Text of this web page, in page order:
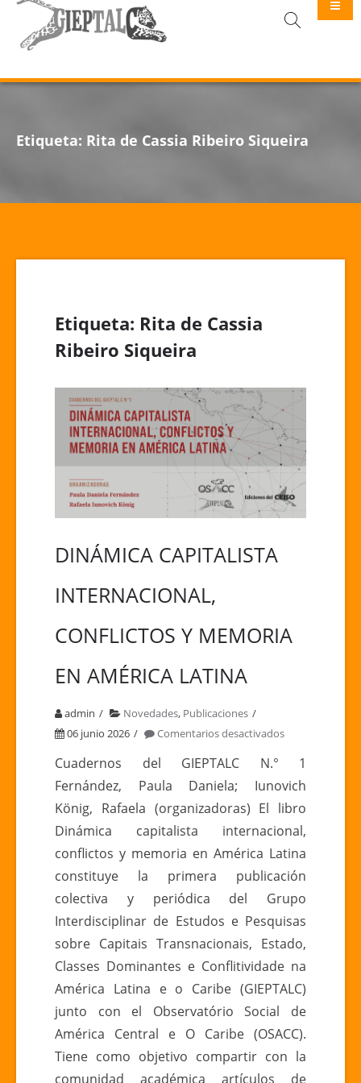
GIEPTALC
Etiqueta: Rita de Cassia Ribeiro Siqueira
Etiqueta: Rita de Cassia
Ribeiro Siqueira
DINÁMICA CAPITALISTA
INTERNACIONAL,
CONFLICTOS Y MEMORIA
EN AMÉRICA LATINA
admin Novedades, Publicaciones
06 junio 2026
Comentarios desactivadosen
CAPITALISTA
CONFLICTOS
Y
MEMORIA
EN
AMÉRICA
LATINA
Cuadernos del GIEPTALC N.° 1
Fernández, Paula Daniela; Iunovich
König, Rafaela (organizadoras) El libro
Dinámica capitalista internacional,
conflictos y memoria en América Latina
constituye la primera publicación
colectiva y periódica del Grupo
Interdisciplinar de Estudos e Pesquisas
sobre Capitais Transnacionais, Estado,
Classes Dominantes e Conflitividade na
América Latina e o Caribe (GIEPTALC)
junto con el Observatório Social de
América Central e O Caribe (OSACC).
Tiene como objetivo compartir con la
comunidad académica artículos de